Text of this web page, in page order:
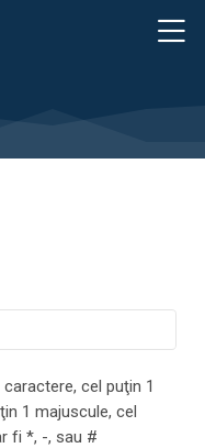
cel puţin 1
1 majuscule, cel
fi *, -, sau #